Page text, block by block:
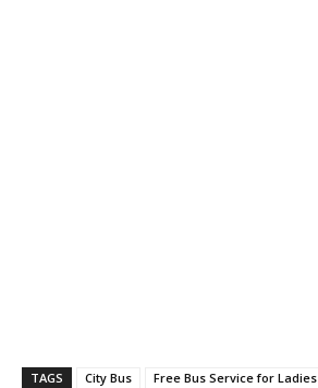
TAGS City Bus
Free Bus Service for Ladies